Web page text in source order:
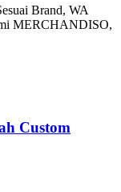
Brand, WA
MERCHANDISO,
Custom